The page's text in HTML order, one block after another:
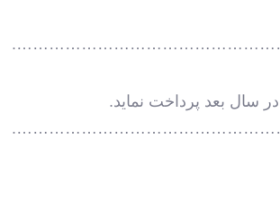
سال بعد پرداخت نماید.